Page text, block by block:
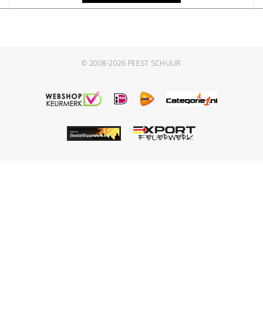
© 2008-2026 FEEST SCHUUR